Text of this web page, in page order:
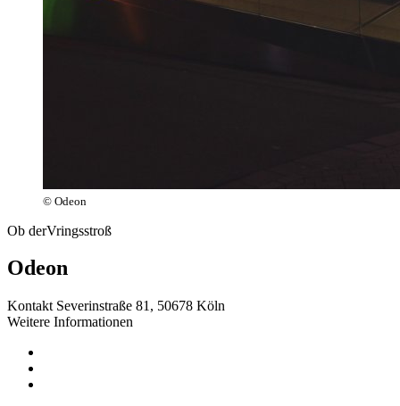
© Odeon
Ob derVringsstroß
Odeon
Kontakt Severinstraße 81, 50678 Köln
Weitere Informationen